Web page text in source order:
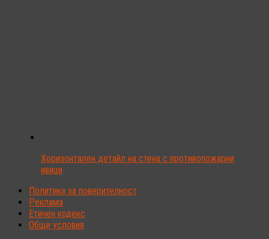
Хоризонтален детайл на стена с противопожарни
ивици
Политика за поверителност
Реклама
Етичен кодекс
Общи условия